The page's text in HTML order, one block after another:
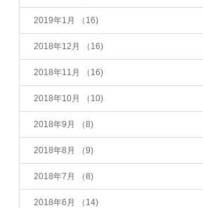
2019年1月 （16)
2018年12月 （16)
2018年11月 （16)
2018年10月 （10)
2018年9月 （8)
2018年8月 （9)
2018年7月 （8)
2018年6月 （14)